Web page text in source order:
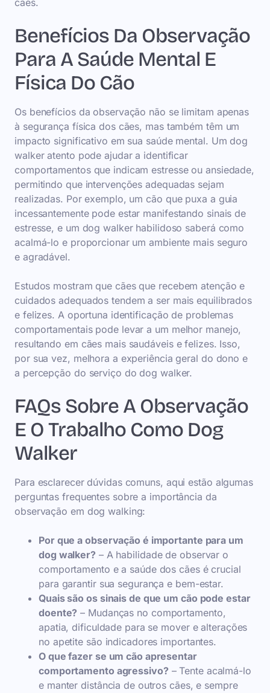
cães.
Benefícios Da Observação
Para A Saúde Mental E
Física Do Cão
Os benefícios da observação não se limitam apenas
à segurança física dos cães, mas também têm um
impacto significativo em sua saúde mental. Um dog
walker atento pode ajudar a identificar
comportamentos que indicam estresse ou ansiedade,
permitindo que intervenções adequadas sejam
realizadas. Por exemplo, um cão que puxa a guia
incessantemente pode estar manifestando sinais de
estresse, e um dog walker habilidoso saberá como
acalmá-lo e proporcionar um ambiente mais seguro
e agradável.
Estudos mostram que cães que recebem atenção e
cuidados adequados tendem a ser mais equilibrados
e felizes. A oportuna identificação de problemas
comportamentais pode levar a um melhor manejo,
resultando em cães mais saudáveis e felizes. Isso,
por sua vez, melhora a experiência geral do dono e
a percepção do serviço do dog walker.
FAQs Sobre A Observação
E O Trabalho Como Dog
Walker
Para esclarecer dúvidas comuns, aqui estão algumas
perguntas frequentes sobre a importância da
observação em dog walking:
Por que a observação é importante para um
dog walker? – A habilidade de observar o
comportamento e a saúde dos cães é crucial
para garantir sua segurança e bem-estar.
Quais são os sinais de que um cão pode estar
doente? – Mudanças no comportamento,
apatia, dificuldade para se mover e alterações
no apetite são indicadores importantes.
O que fazer se um cão apresentar
comportamento agressivo? – Tente acalmá-lo
e manter distância de outros cães, e sempre